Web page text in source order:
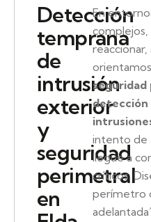
Detección
temprana
de
intrusión
exterior
y
seguridad
perimetral
en
En
complejos,
reaccionar,
seguridad
detección
intento de
llegue a
críticos.
perímetro